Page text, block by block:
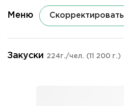
Меню Скорректировать
Закуски 224г./чел. (11 200 г.)